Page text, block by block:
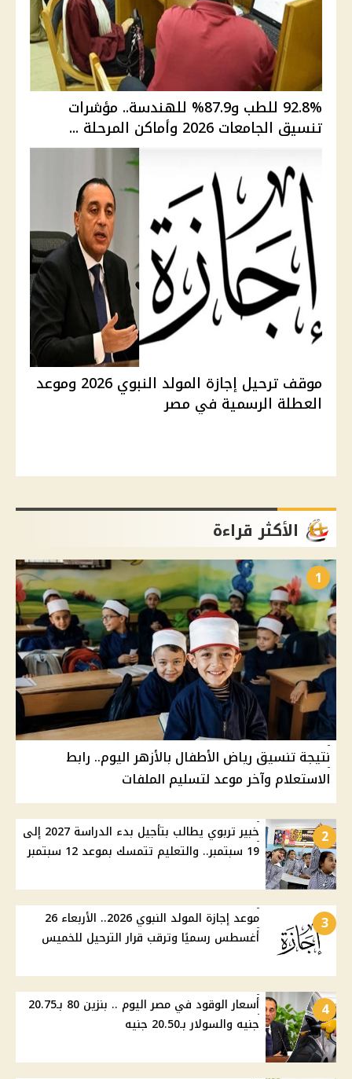
92.8% للطب و87.9% للهندسة.. مؤشرات
تنسيق الجامعات 2026 وأماكن المرحلة ...
موقف ترحيل إجازة المولد النبوي 2026 وموعد
العطلة الرسمية في مصر
الأكثر قراءة
1
نتيجة تنسيق رياض الأطفال بالأزهر اليوم.. رابط
الاستعلام وآخر موعد لتسليم الملفات
2
خبير تربوي يطالب بتأجيل بدء الدراسة 2027 إلى
19 سبتمبر.. والتعليم تتمسك بموعد 12 سبتمبر
3
موعد إجازة المولد النبوي 2026.. الأربعاء 26
أغسطس رسميًا وترقب قرار الترحيل للخميس
4
أسعار الوقود في مصر اليوم .. بنزين 80 بـ20.75
جنيه والسولار بـ20.50 جنيه